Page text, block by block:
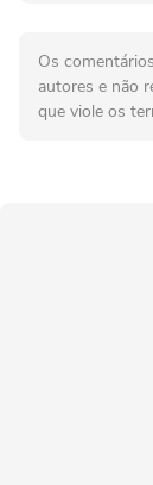
Os
autores e não
que viole os